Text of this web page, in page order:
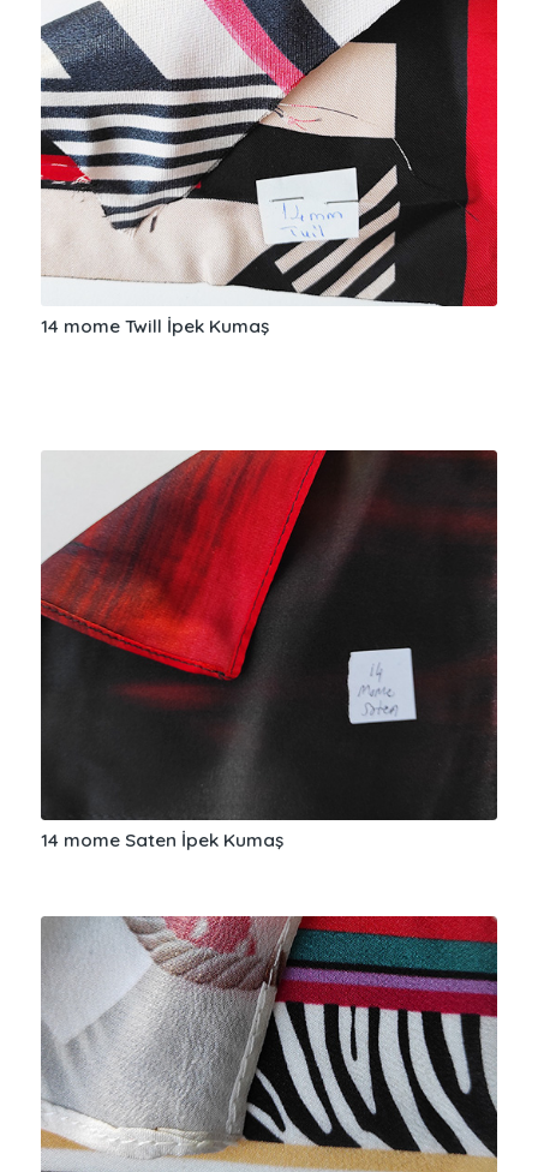
14 mome Twill İpek Kumaş
14 mome Saten İpek Kumaş